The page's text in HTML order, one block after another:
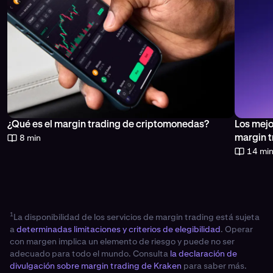
¿Qué es el margin trading de criptomonedas?
8 min
Los
margin
14
1La disponibilidad de los servicios de margin trading está sujeta
a determinadas limitaciones y criterios de elegibilidad. Operar
con margen implica un elemento de riesgo y puede no ser
adecuado para todo el mundo. Consulta la declaración de
divulgación sobre margin trading de Kraken para saber más.